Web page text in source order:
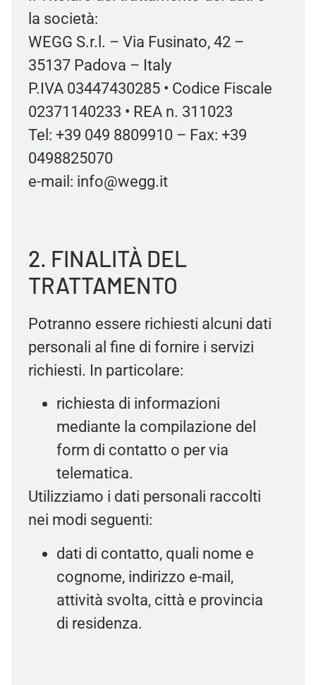
la società:
WEGG S.r.l. – Via Fusinato, 42 –
35137 Padova – Italy
P.IVA 03447430285 • Codice Fiscale
02371140233 • REA n. 311023
Tel: +39 049 8809910 – Fax: +39
0498825070
e-mail: info@wegg.it
2. FINALITÀ DEL
TRATTAMENTO
Potranno essere richiesti alcuni dati
personali al fine di fornire i servizi
richiesti. In particolare:
richiesta di informazioni
mediante la compilazione del
form di contatto o per via
telematica.
Utilizziamo i dati personali raccolti
nei modi seguenti:
dati di contatto, quali nome e
cognome, indirizzo e-mail,
attività svolta, città e provincia
di residenza.